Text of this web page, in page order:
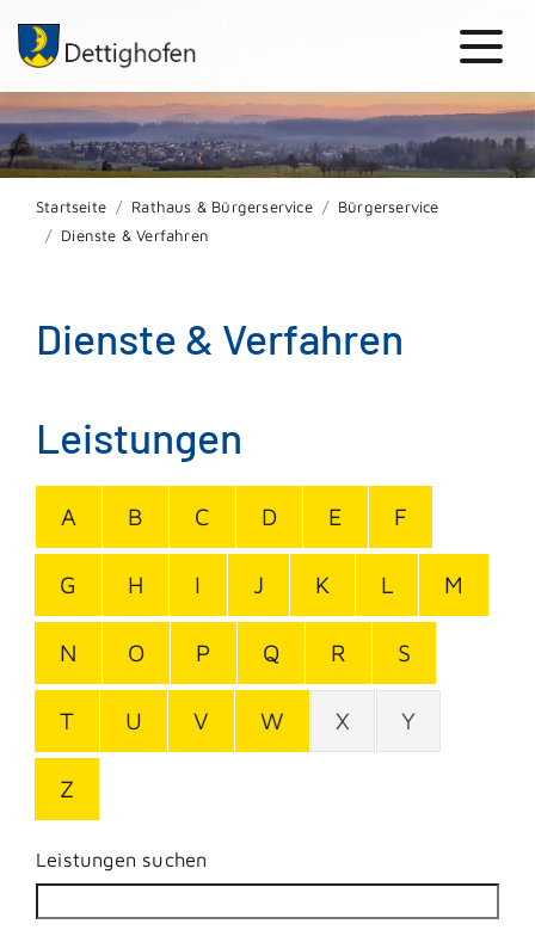
Startseite Rathaus & Bürgerservice
Bürgerservice
Dienste & Verfahren
Dienste & Verfahren
Leistungen
A B C D E F
G H I J K L M
N O P Q R S
T U V W X Y
Z
Leistungen suchen